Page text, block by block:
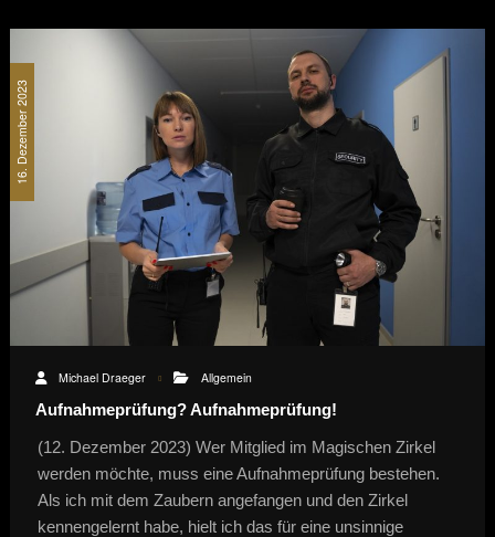
16. Dezember 2023
Michael Draeger Allgemein
Aufnahmeprüfung? Aufnahmeprüfung!
(12. Dezember 2023) Wer Mitglied im Magischen Zirkel
werden möchte, muss eine Aufnahmeprüfung bestehen.
Als ich mit dem Zaubern angefangen und den Zirkel
kennengelernt habe, hielt ich das für eine unsinnige